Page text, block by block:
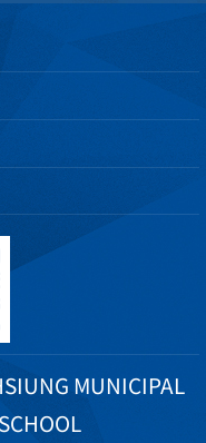
MUNICIPAL